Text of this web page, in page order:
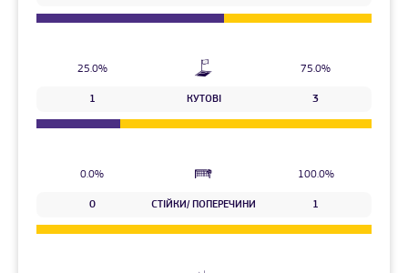
25.0% 75.0%
1 КУТОВІ 3
0.0% 100.0%
0 СТІЙКИ/ ПОПЕРЕЧИНИ 1